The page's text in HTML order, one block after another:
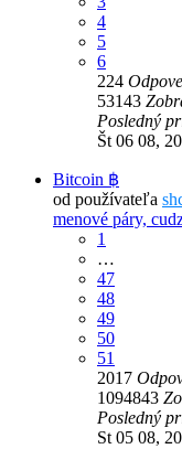
4
5
6
224
53143
Posledný
Št 06 08,
Bitcoin ฿
od používateľa
menové páry,
1
…
47
48
49
50
51
2017
1094843
Posledný
St 05 08,